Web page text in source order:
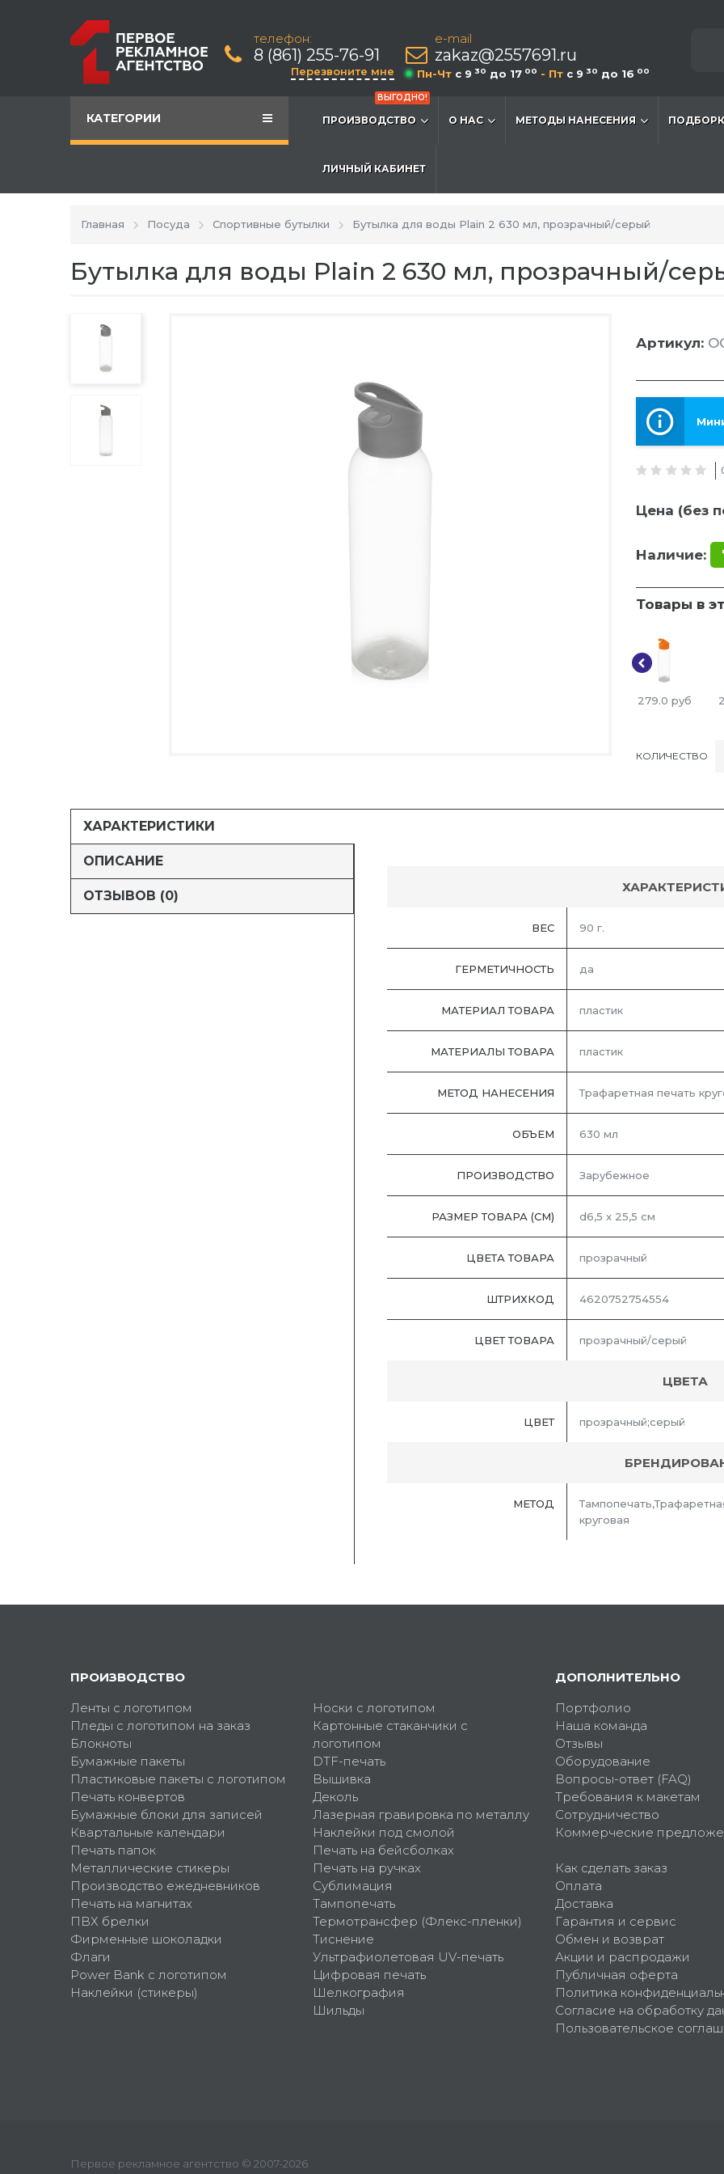
телефон:
8 (861) 255-76-91
Перезвоните мне
e-mail
zakaz@2557691.ru
Пн-Чт c 9 30 до 17 00 - Пт c 9 30 до 16 00
КАТЕГОРИИ
ВЫГОДНО!
ПРОИЗВОДСТВО О НАС МЕТОДЫ НАНЕСЕНИЯ
ЛИЧНЫЙ КАБИНЕТ
Главная Посуда Спортивные бутылки Бутылка для воды Plain 2 630 мл, прозрачный/серый
Бутылка для воды Plain 2 630 мл, прозрачный/
Артикул:
Цена (без
Наличие:
Товары в
279.0 руб
КОЛИЧЕСТВО
ХАРАКТЕРИСТИКИ
ОПИСАНИЕ
ОТЗЫВОВ (0)
ВЕС 90 г.
ГЕРМЕТИЧНОСТЬ да
МАТЕРИАЛ ТОВАРА пластик
МАТЕРИАЛЫ ТОВАРА пластик
МЕТОД НАНЕСЕНИЯ Трафаретная печать
ОБЪЕМ 630 мл
ПРОИЗВОДСТВО Зарубежное
РАЗМЕР ТОВАРА (СМ) d6,5 х 25,5 см
ЦВЕТА ТОВАРА прозрачный
ШТРИХКОД 4620752754554
ЦВЕТ ТОВАРА прозрачный/серый
ЦВЕТА
ЦВЕТ прозрачный;серый
МЕТОД
круговая
ПРОИЗВОДСТВО
Ленты с логотипом
Пледы с логотипом на заказ
Блокноты
Бумажные пакеты
Пластиковые пакеты с логотипом
Печать конвертов
Бумажные блоки для записей
Квартальные календари
Печать папок
Металлические стикеры
Производство ежедневников
Печать на магнитах
ПВХ брелки
Фирменные шоколадки
Флаги
Power Bank с логотипом
Наклейки (стикеры)
Носки с логотипом
Картонные стаканчики с
логотипом
DTF-печать
Вышивка
Деколь
Лазерная гравировка по металлу
Наклейки под смолой
Печать на бейсболках
Печать на ручках
Сублимация
Тампопечать
Термотрансфер (Флекс-пленки)
Тиснение
Ультрафиолетовая UV-печать
Цифровая печать
Шелкография
Шильды
ДОПОЛНИТЕЛЬНО
Портфолио
Наша команда
Отзывы
Оборудование
Вопросы-ответ (FAQ)
Требования к макетам
Сотрудничество
Коммерческие
Как сделать заказ
Оплата
Доставка
Гарантия и сервис
Обмен и возврат
Акции и распродажи
Публичная оферта
Политика
Согласие на обработку
Пользовательское
Первое рекламное агентство © 2007-2026